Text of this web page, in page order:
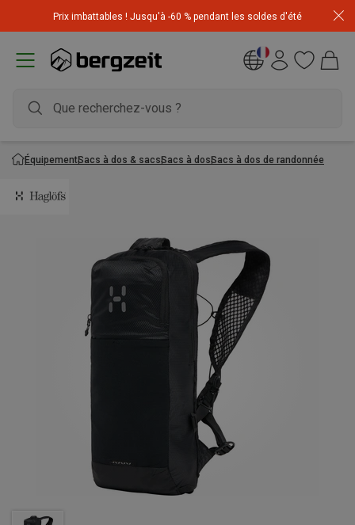
Prix imbattables ! Jusqu'à -60 % pendant les soldes d'été
l'article le moins cher! Code
ÉquipementSacs à dos & sacsSacs à dosSacs à dos de randonnée